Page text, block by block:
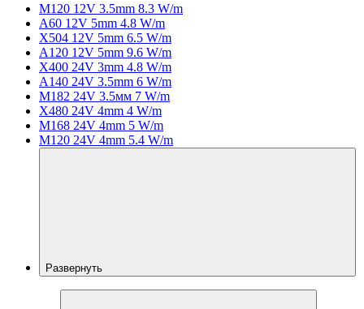
M120 12V 3.5mm 8.3 W/m
A60 12V 5mm 4.8 W/m
X504 12V 5mm 6.5 W/m
A120 12V 5mm 9.6 W/m
X400 24V 3mm 4.8 W/m
A140 24V 3.5mm 6 W/m
M182 24V 3.5мм 7 W/m
X480 24V 4mm 4 W/m
M168 24V 4mm 5 W/m
M120 24V 4mm 5.4 W/m
Развернуть